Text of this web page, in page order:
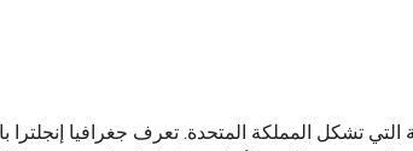
التي تشكل المملكة المتحدة. تعرف جغرافيا